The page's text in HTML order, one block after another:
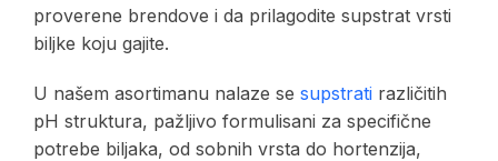
proverene brendove i da prilagodite supstrat vrsti
biljke koju gajite.
U našem asortimanu nalaze se supstrati različitih
pH struktura, pažljivo formulisani za specifične
potrebe biljaka, od sobnih vrsta do hortenzija,